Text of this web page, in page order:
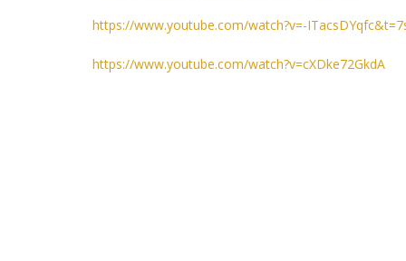
https://www.youtube.com/watch?v=-
https://www.youtube.com/watch?v=cXDke72GkdA